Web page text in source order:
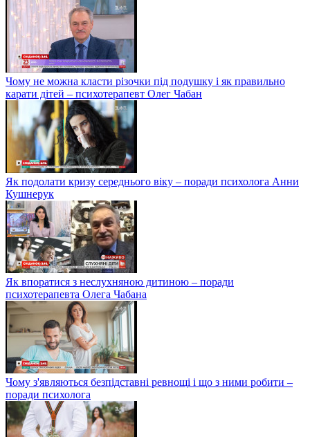
Чому не можна класти різочки під подушку і як правильно
карати дітей – психотерапевт Олег Чабан
Як подолати кризу середнього віку – поради психолога Анни
Кушнерук
Як впоратися з неслухняною дитиною – поради
психотерапевта Олега Чабана
Чому з'являються безпідставні ревнощі і що з ними робити –
поради психолога